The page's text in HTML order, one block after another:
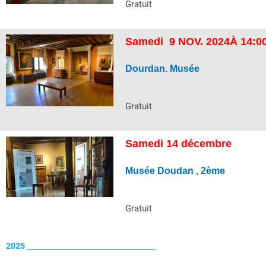
Gratuit
Samedi 9 NOV. 2024À
Dourdan. Musée
Gratuit
Samedi 14 décembre
Musée Doudan , 2ème
Gratuit
2025 ____________________________________